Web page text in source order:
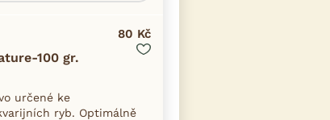
100 gr.
80 Kč
určené ke
ryb. Optimálně